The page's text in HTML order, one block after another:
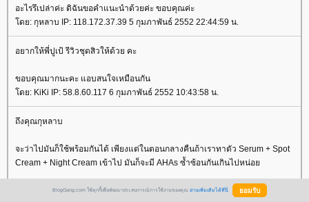
อะไรรึเปล่าค่ะ ดิฉันขอคำแนะนำด้วยค่ะ ขอบคุณค่ะ
ดย: กุหลาบ IP: 118.172.37.39 5 กุมภาพันธ์ 2552 22:44:59 น.
อยากให้พี่ปูเป้ รีวิวชุดสิวให้ด้วย คะ
ขอบคุณมากนะคะ แอบสนใจเหมือนกัน
ดย: KiKi IP: 58.8.60.117 6 กุมภาพันธ์ 2552 10:43:58 น.
ถึงคุณกุหลาบ
จะว่าไปมันก็ใช้พร้อมกันได้ เพียงแต่ในตอนกลางคืนถ้าเราทาตัว Serum + Spot
Cream + Night Cream เข้าไป มันก็จะมี AHAs ซ้ำซ้อนกันเกินไปหน่อ
เอาจริง ๆ แล้วถ้าปัจจุบันมี skincare ที่ใช้ประจำอยู่แล้ว แต่ไม่มีตัวใดที่มีผสม
BlogGang.com ใช้คุกกี้เพื่อพัฒนาประสบการณ์การใช้งานของคุณ อ่านเพิ่มเติมได้ที่นี่